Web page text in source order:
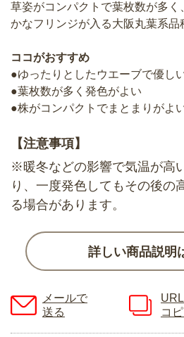
草姿がコンパクトで葉枚数が多く
かなフリンジが入る大阪丸葉系品
ココがおすすめ
●ゆったりとしたウエーブで優し
●葉枚数が多く発色がよい
●株がコンパクトでまとまりがよ
【注意事項】
※暖冬などの影響で気温が高
り、一度発色してもその後の
る場合があります。
詳しい商品説明
メールで
送る
コ